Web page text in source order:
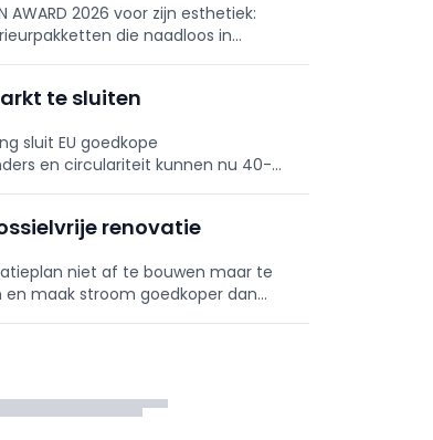
AWARD 2026 voor zijn esthetiek:
die naadloos in
te sluiten
sluit EU goedkope
en circulariteit kunnen nu 40-
renovatie
niet af te bouwen maar te
en maak stroom goedkoper dan